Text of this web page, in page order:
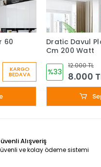
60
KARGO
BEDAVA
Dratic Davul
Cm 200 Watt
%33
12.000 TL
8.000
Alışveriş
ve kolay ödeme sistemi